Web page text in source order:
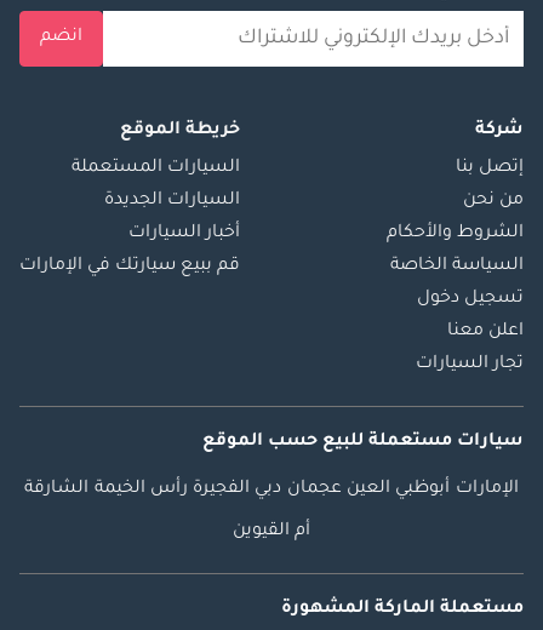
انضم
شركة
إتصل بنا
من نحن
الشروط والأحكام
السياسة الخاصة
تسجيل دخول
اعلن معنا
تجار السيارات
خريطة الموقع
السيارات المستعملة
السيارات الجديدة
أخبار السيارات
قم ببيع سيارتك في الإمارات
سيارات مستعملة للبيع حسب الموقع
الإمارات أبوظبي العين عجمان دبي الفجيرة رأس الخيمة الشارقة
أم القيوين
مستعملة الماركة المشهورة